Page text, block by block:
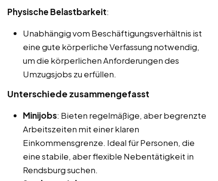
Physische Belastbarkeit:
Unabhängig vom Beschäftigungsverhältnis ist
eine gute körperliche Verfassung notwendig,
um die körperlichen Anforderungen des
Umzugsjobs zu erfüllen.
Unterschiede zusammengefasst
Minijobs: Bieten regelmäßige, aber begrenzte
Arbeitszeiten mit einer klaren
Einkommensgrenze. Ideal für Personen, die
eine stabile, aber flexible Nebentätigkeit in
Rendsburg suchen.